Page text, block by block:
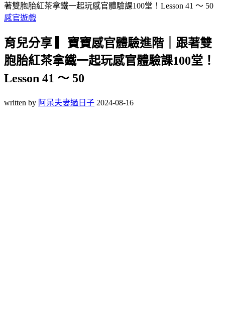
著雙胞胎紅茶拿鐵一起玩感官體驗課100堂！Lesson 41 ～ 50
感官遊戲
育兒分享 ▎寶寶感官體驗進階｜跟著雙
胞胎紅茶拿鐵一起玩感官體驗課100堂！
Lesson 41 ～ 50
written by 阿呆夫妻過日子 2024-08-16